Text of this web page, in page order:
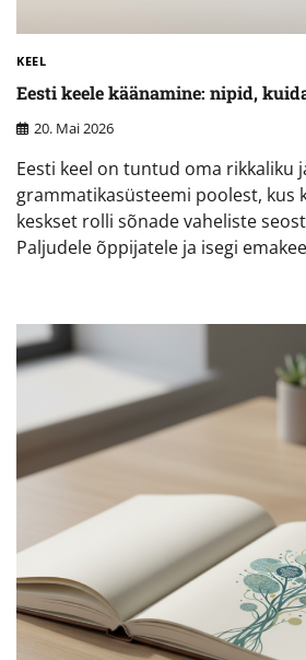
KEEL
Eesti keele käänamine: nipid,
20. Mai 2026
Eesti keel on tuntud oma rikkaliku
grammatikasüsteemi poolest, kus
keskset rolli sõnade vaheliste
Paljudele õppijatele ja isegi